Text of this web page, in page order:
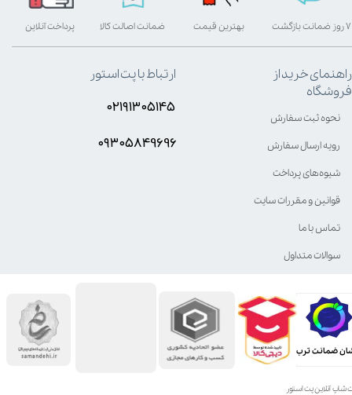
شاپ آنلاین پت استور
ضمانت ترب
بهترین قیمت پرداخت آنلاین ۷ روز ضمانت بازگشت ضمانت اصالت کالا
راهنمای خرید از
فروشگاه
نحوه ثبت سفارش
رویه ارسال سفارش
شیوه‌های پرداخت
قوانین و مقررات سایت
تماس با ما
سوالات متداول
ارتباط با پت استور
۰۲۱۹۱۳۰۵۱۴۵
۰۹۳۰۵8۴9696